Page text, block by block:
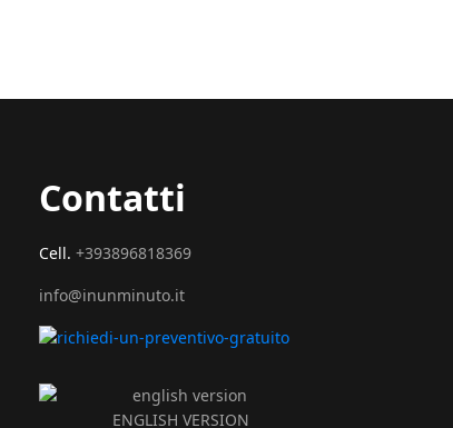
Contatti
Cell. +393896818369
info@inunminuto.it
ENGLISH VERSION